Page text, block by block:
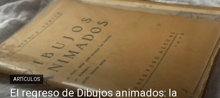
ARTÍCULOS
El regreso de Dibujos animados: la